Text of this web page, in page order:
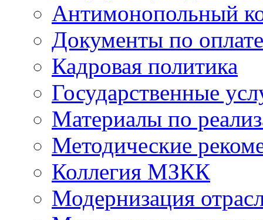
Антимонопольный
Документы по
Кадровая политика
Государственные
Материалы по
Методические
Коллегия МЗКК
Модернизация